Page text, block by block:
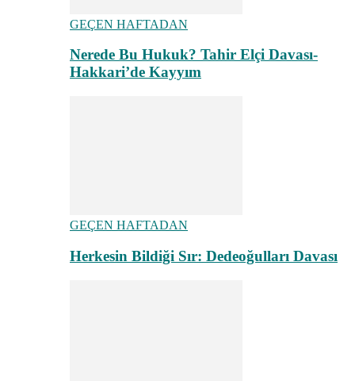
GEÇEN HAFTADAN
Nerede Bu Hukuk? Tahir Elçi Davası-
Hakkari’de Kayyım
GEÇEN HAFTADAN
Herkesin Bildiği Sır: Dedeoğulları Davası